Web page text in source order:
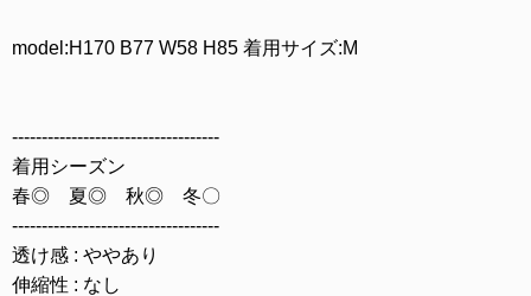
model:H170 B77 W58 H85 着用サイズ:M
-----------------------------------
着用シーズン
春◎ 夏◎ 秋◎ 冬〇
-----------------------------------
透け感 : ややあり
伸縮性 : なし